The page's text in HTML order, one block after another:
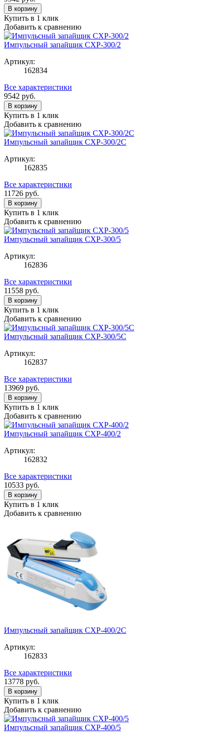
В корзину
Купить в 1 клик
Добавить к сравнению
Импульсный запайщик CXP-300/2
Артикул:
162834
Все характеристики
9542 руб.
В корзину
Купить в 1 клик
Добавить к сравнению
Импульсный запайщик CXP-300/2C
Артикул:
162835
Все характеристики
11726 руб.
В корзину
Купить в 1 клик
Добавить к сравнению
Импульсный запайщик CXP-300/5
Артикул:
162836
Все характеристики
11558 руб.
В корзину
Купить в 1 клик
Добавить к сравнению
Импульсный запайщик CXP-300/5C
Артикул:
162837
Все характеристики
13969 руб.
В корзину
Купить в 1 клик
Добавить к сравнению
Импульсный запайщик CXP-400/2
Артикул:
162832
Все характеристики
10533 руб.
В корзину
Купить в 1 клик
Добавить к сравнению
Импульсный запайщик CXP-400/2C
Артикул:
162833
Все характеристики
13778 руб.
В корзину
Купить в 1 клик
Добавить к сравнению
Импульсный запайщик CXP-400/5